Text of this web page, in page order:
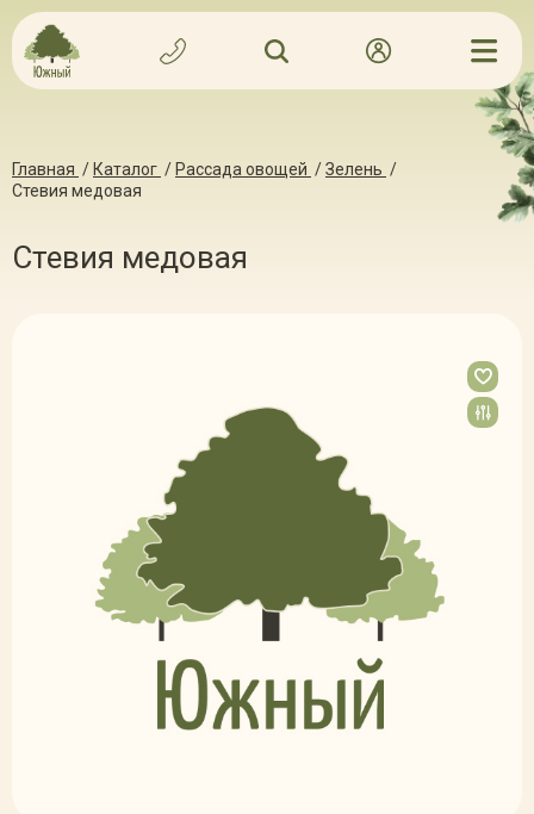
Главная / Каталог / Рассада овощей /Зелень /
Стевия медовая
Стевия медовая